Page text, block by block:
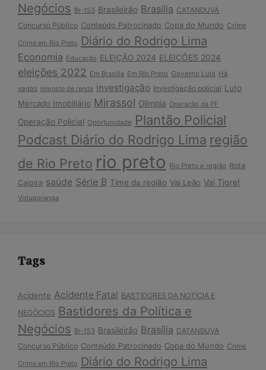
Negócios Br-153 Brasileirão Brasília CATANDUVA
Concurso Público Conteúdo Patrocinado Copa do Mundo Crime
Crime em Rio Preto Diário do Rodrigo Lima
Economia Educação ELEIÇÃO 2024 ELEIÇÕES 2024
eleições 2022 Em Brasília Em Rio Preto Governo Lula Há
vagas
Imposto de renda investigação Investigação policial Luto
Mercado Imobiliário Mirassol Olímpia Operação da PF
Operação Policial Oportunidade Plantão Policial
Podcast Diário do Rodrigo Lima região
de Rio Preto rio preto Rio Preto e região Rota
Caipira saúde Série B Time da região Vai Leão Vai Tigre!
Votuporanga
Tags
Acidente Acidente Fatal BASTIDORES DA NOTÍCIA E
NEGÓCIOS Bastidores da Política e
Negócios Br-153 Brasileirão Brasília CATANDUVA
Concurso Público Conteúdo Patrocinado Copa do Mundo Crime
Crime em Rio Preto Diário do Rodrigo Lima